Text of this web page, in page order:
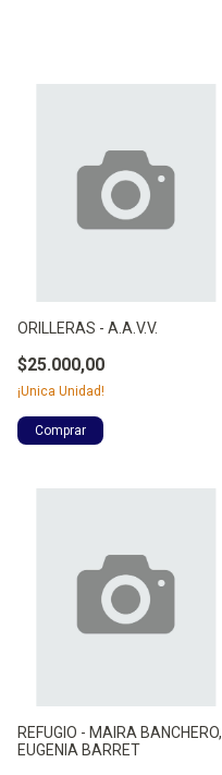
ORILLERAS - A.A.V.V.
$25.000,00
¡Unica Unidad!
REFUGIO - MAIRA BANCHERO,
EUGENIA BARRET